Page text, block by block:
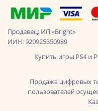
Продавец: ИП «Bright»
ИИН: 920925350989
Купить игры PS4 и
Продажа цифровых
пользователей